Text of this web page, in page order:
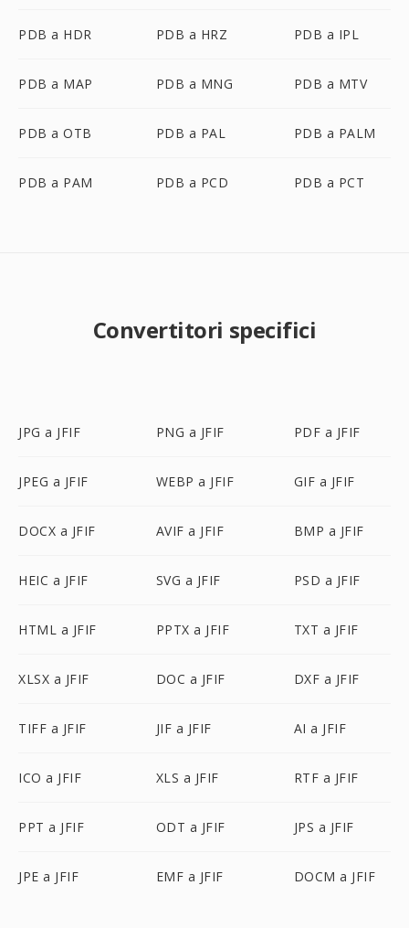
PDB a HDR PDB a HRZ PDB a IPL
PDB a MAP PDB a MNG PDB a MTV
PDB a OTB PDB a PAL PDB a PALM
PDB a PAM PDB a PCD PDB a PCT
Convertitori specifici
JPG a JFIF PNG a JFIF PDF a JFIF
JPEG a JFIF WEBP a JFIF GIF a JFIF
DOCX a JFIF AVIF a JFIF BMP a JFIF
HEIC a JFIF SVG a JFIF PSD a JFIF
HTML a JFIF PPTX a JFIF TXT a JFIF
XLSX a JFIF DOC a JFIF DXF a JFIF
TIFF a JFIF JIF a JFIF AI a JFIF
ICO a JFIF XLS a JFIF RTF a JFIF
PPT a JFIF ODT a JFIF JPS a JFIF
JPE a JFIF EMF a JFIF DOCM a JFIF